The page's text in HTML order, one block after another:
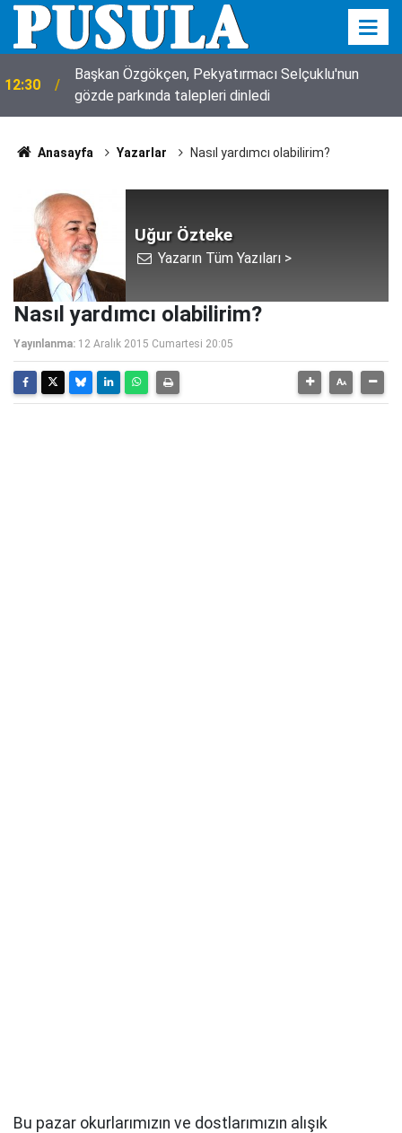
12:30
Başkan Özgökçen, Pekyatırmacı Selçuklu'nun
gözde parkında talepleri dinledi
Anasayfa Yazarlar Nasıl yardımcı olabilirim?
Uğur Özteke
Yazarın Tüm Yazıları >
Nasıl yardımcı olabilirim?
Yayınlanma: 12 Aralık 2015 Cumartesi 20:05
Bu pazar okurlarımızın ve dostlarımızın alışık